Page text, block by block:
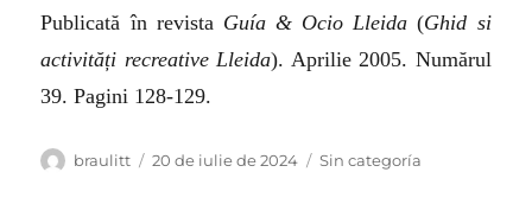
Publicată în revista Guía & Ocio Lleida (Ghid si
activități recreative Lleida). Aprilie 2005. Numărul
39. Pagini 128-129.
Autor
braulitt
Publicat
20 de iulie de 2024 Categorii
Sin categoría